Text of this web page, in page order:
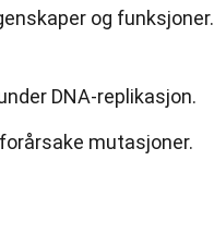
og funksjoner.
DNA-replikasjon.
mutasjoner.